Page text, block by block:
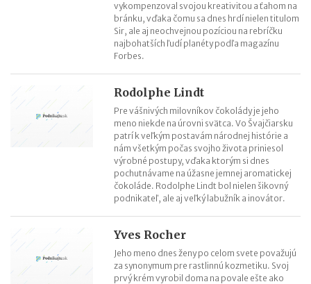
vykompenzoval svojou kreativitou a ťahom na
bránku, vďaka čomu sa dnes hrdí nielen titulom
Sir, ale aj neochvejnou pozíciou na rebríčku
najbohatších ľudí planéty podľa magazínu
Forbes.
Rodolphe Lindt
Pre vášnivých milovníkov čokolády je jeho
meno niekde na úrovni svätca. Vo Švajčiarsku
patrí k veľkým postavám národnej histórie a
nám všetkým počas svojho života priniesol
výrobné postupy, vďaka ktorým si dnes
pochutnávame na úžasne jemnej aromatickej
čokoláde. Rodolphe Lindt bol nielen šikovný
podnikateľ, ale aj veľký labužník a inovátor.
Yves Rocher
Jeho meno dnes ženy po celom svete považujú
za synonymum pre rastlinnú kozmetiku. Svoj
prvý krém vyrobil doma na povale ešte ako